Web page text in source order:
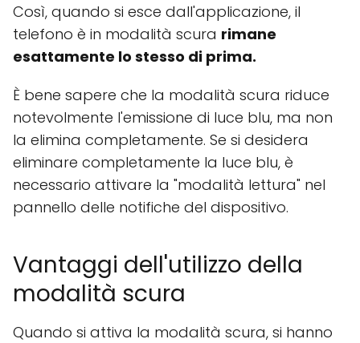
Così, quando si esce dall'applicazione, il
telefono è in modalità scura rimane
esattamente lo stesso di prima.
È bene sapere che la modalità scura riduce
notevolmente l'emissione di luce blu, ma non
la elimina completamente. Se si desidera
eliminare completamente la luce blu, è
necessario attivare la "modalità lettura" nel
pannello delle notifiche del dispositivo.
Vantaggi dell'utilizzo della
modalità scura
Quando si attiva la modalità scura, si hanno